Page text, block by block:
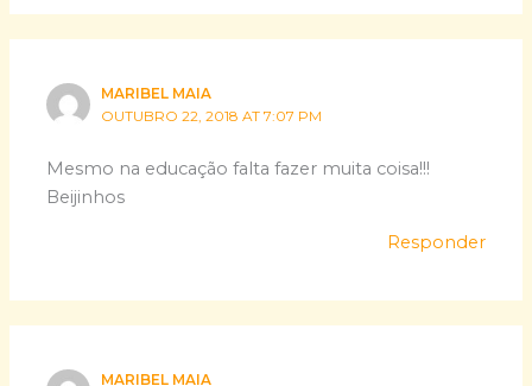
MARIBEL MAIA
OUTUBRO 22, 2018 AT 7:07 PM
Mesmo na educação falta fazer muita coisa!!!
Beijinhos
Responder
MARIBEL MAIA